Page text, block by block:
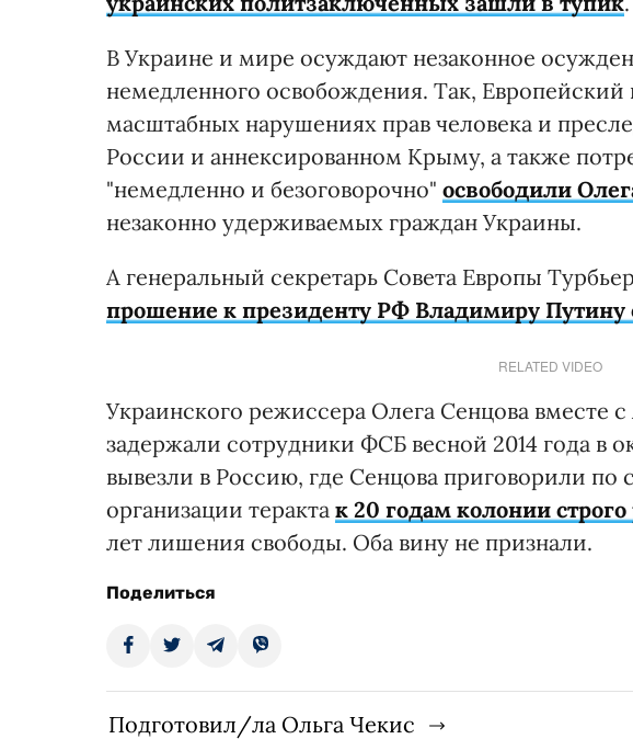
В Украине и мире осуждают незаконное
немедленного освобождения. Так,
масштабных нарушениях прав человека и
России и аннексированном Крыму, а также
"немедленно и безоговорочно" освободили
незаконно удерживаемых граждан Украины.
А генеральный секретарь Совета Европы
прошение к президенту РФ Владимиру Путину
RELATED VIDEO
Украинского режиссера Олега Сенцова вместе
задержали сотрудники ФСБ весной 2014 года в
вывезли в Россию, где Сенцова приговорили
организации теракта к 20 годам колонии
лет лишения свободы. Оба вину не признали.
Поделиться
Подготовил/ла Ольга Чекис